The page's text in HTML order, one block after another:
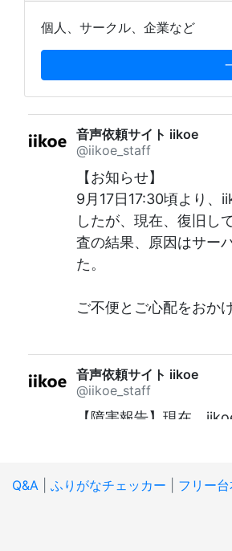
個人、サークル、企業など
音声依頼サイト iikoe
@iikoe_staff
【お知らせ】
9月17日17:30頃より、
したが、現在、復旧し
査の結果、原因はサー
た。
ご不便とご心配をおか
音声依頼サイト iikoe
@iikoe_staff
【障害報告】現在、
す。ご不便をおかけし
Q&A ふりがなチェッカー フリー